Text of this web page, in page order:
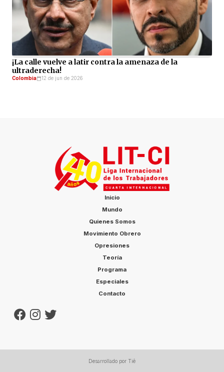
¡La calle vuelve a latir contra la amenaza de la
ultraderecha!
Colombia 12 de jun de 2026
Inicio
Mundo
Quienes Somos
Movimiento Obrero
Opresiones
Teoría
Programa
Especiales
Contacto
Desarrollado por Tiê